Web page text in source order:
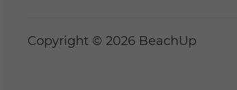
Copyright © 2026 BeachUp